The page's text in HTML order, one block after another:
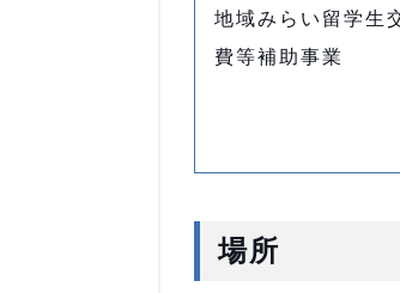
地域みらい留学生
費等補助事業
場所